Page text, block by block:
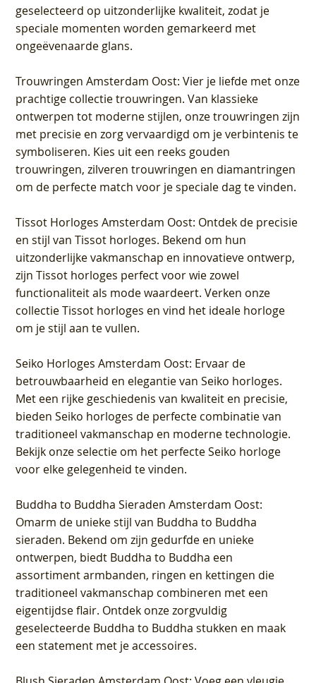
geselecteerd op uitzonderlijke kwaliteit, zodat je
speciale momenten worden gemarkeerd met
ongeëvenaarde glans.
Trouwringen Amsterdam Oost: Vier je liefde met onze
prachtige collectie trouwringen. Van klassieke
ontwerpen tot moderne stijlen, onze trouwringen zijn
met precisie en zorg vervaardigd om je verbintenis te
symboliseren. Kies uit een reeks gouden
trouwringen, zilveren trouwringen en diamantringen
om de perfecte match voor je speciale dag te vinden.
Tissot Horloges Amsterdam Oost: Ontdek de precisie
en stijl van Tissot horloges. Bekend om hun
uitzonderlijke vakmanschap en innovatieve ontwerp,
zijn Tissot horloges perfect voor wie zowel
functionaliteit als mode waardeert. Verken onze
collectie Tissot horloges en vind het ideale horloge
om je stijl aan te vullen.
Seiko Horloges Amsterdam Oost: Ervaar de
betrouwbaarheid en elegantie van Seiko horloges.
Met een rijke geschiedenis van kwaliteit en precisie,
bieden Seiko horloges de perfecte combinatie van
traditioneel vakmanschap en moderne technologie.
Bekijk onze selectie om het perfecte Seiko horloge
voor elke gelegenheid te vinden.
Buddha to Buddha Sieraden Amsterdam Oost:
Omarm de unieke stijl van Buddha to Buddha
sieraden. Bekend om zijn gedurfde en unieke
ontwerpen, biedt Buddha to Buddha een
assortiment armbanden, ringen en kettingen die
traditioneel vakmanschap combineren met een
eigentijdse flair. Ontdek onze zorgvuldig
geselecteerde Buddha to Buddha stukken en maak
een statement met je accessoires.